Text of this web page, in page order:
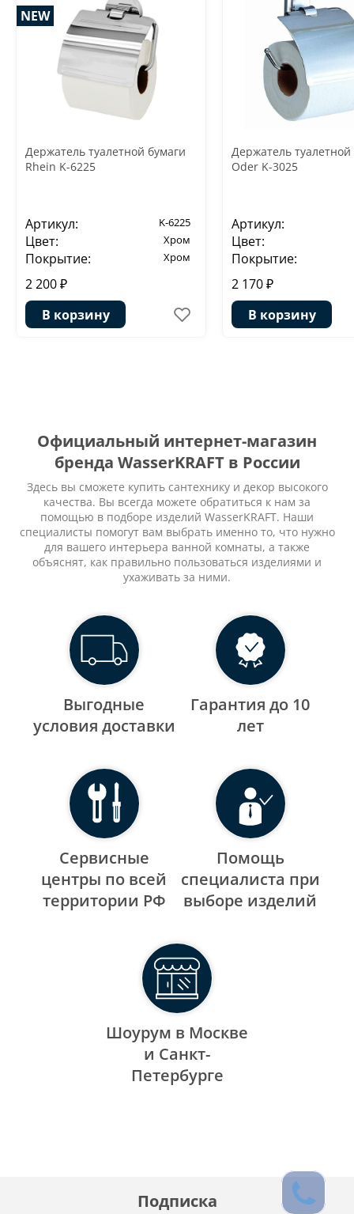
NEW
Держатель туалетной бумаги
Rhein K-6225
Артикул: K-6225
Цвет: Хром
Покрытие: Хром
2 200 ₽
В корзину
Держатель туалетной
Oder K-3025
Артикул:
Цвет:
Покрытие:
2 170 ₽
В корзину
Официальный интернет-магазин
бренда WasserKRAFT в России
Здесь вы сможете купить сантехнику и декор высокого
качества. Вы всегда можете обратиться к нам за
помощью в подборе изделий WasserKRAFT. Наши
специалисты помогут вам выбрать именно то, что нужно
для вашего интерьера ванной комнаты, а также
объяснят, как правильно пользоваться изделиями и
ухаживать за ними.
Выгодные
уcловия доставки
Гарантия до 10
лет
Сервисные
центры по всей
территории РФ
Помощь
специалиста при
выборе изделий
Шоурум в Москве
и Санкт-
Петербурге
Подписка